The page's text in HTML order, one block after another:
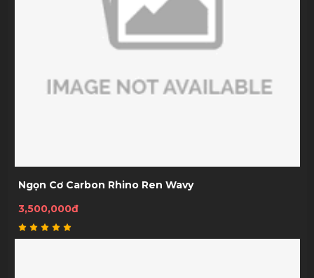
Ngọn Cơ Carbon Rhino Ren Wavy
3,500,000đ